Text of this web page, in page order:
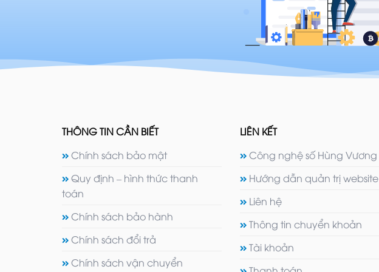
THÔNG TIN CẦN BIẾT
Chính sách bảo mật
Quy định – hình thức thanh
toán
Chính sách bảo hành
Chính sách đổi trả
Chính sách vận chuyển
LIÊN KẾT
Công nghệ số Hùng Vương
Hướng dẫn quản trị website
Liên hệ
Thông tin chuyển khoản
Tài khoản